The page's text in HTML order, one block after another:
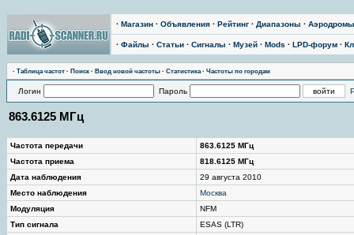
· Магазин · Объявления · Рейтинг · Диапазоны · Аэродромы
· Файлы · Статьи · Сигналы · Музей · Mods · LPD-форум ·
· Таблица частот · Поиск · Ввод новой частоты · Статистика· Частоты по городам
Логин Пароль
863.6125 МГц
Частота передачи
863.6125 МГц
Частота приема
818.6125 МГц
Дата наблюдения
29 августа 2010
Место наблюдения
Москва
Модуляция
NFM
Тип сигнала
ESAS (LTR)